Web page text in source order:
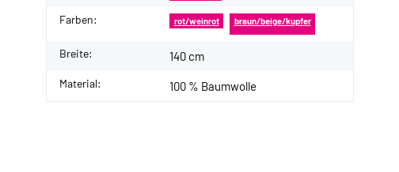
Farben: rot/weinrot braun/beige/kupfer
Breite: 140 cm
Material: 100 % Baumwolle